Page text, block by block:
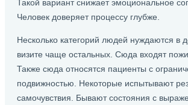
Такой вариант снижает эмоциональное
Человек доверяет процессу глубже.
Несколько категорий людей нуждаются в
визите чаще остальных. Сюда входят
Также сюда относятся пациенты с
подвижностью. Некоторые испытывают
самочувствия. Бывают состояния с